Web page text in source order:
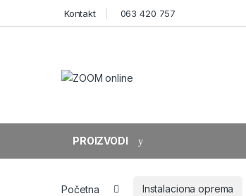
Kontakt 063 420 757
PROIZVODI
Početna Instalaciona oprema